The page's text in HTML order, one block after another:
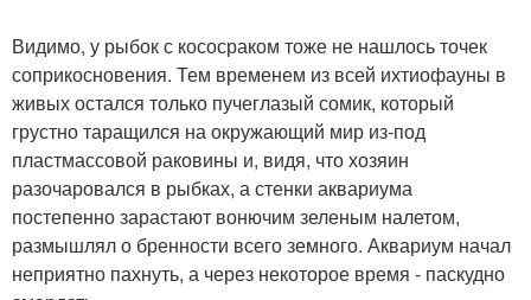
Видимо, у рыбок с кососраком тоже не нашлось точек
соприкосновения. Тем временем из всей ихтиофауны в
живых остался только пучеглазый сомик, который
грустно таращился на окружающий мир из-под
пластмассовой раковины и, видя, что хозяин
разочаровался в рыбках, а стенки аквариума
постепенно зарастают вонючим зеленым налетом,
размышлял о бренности всего земного. Аквариум начал
неприятно пахнуть, а через некоторое время - паскудно